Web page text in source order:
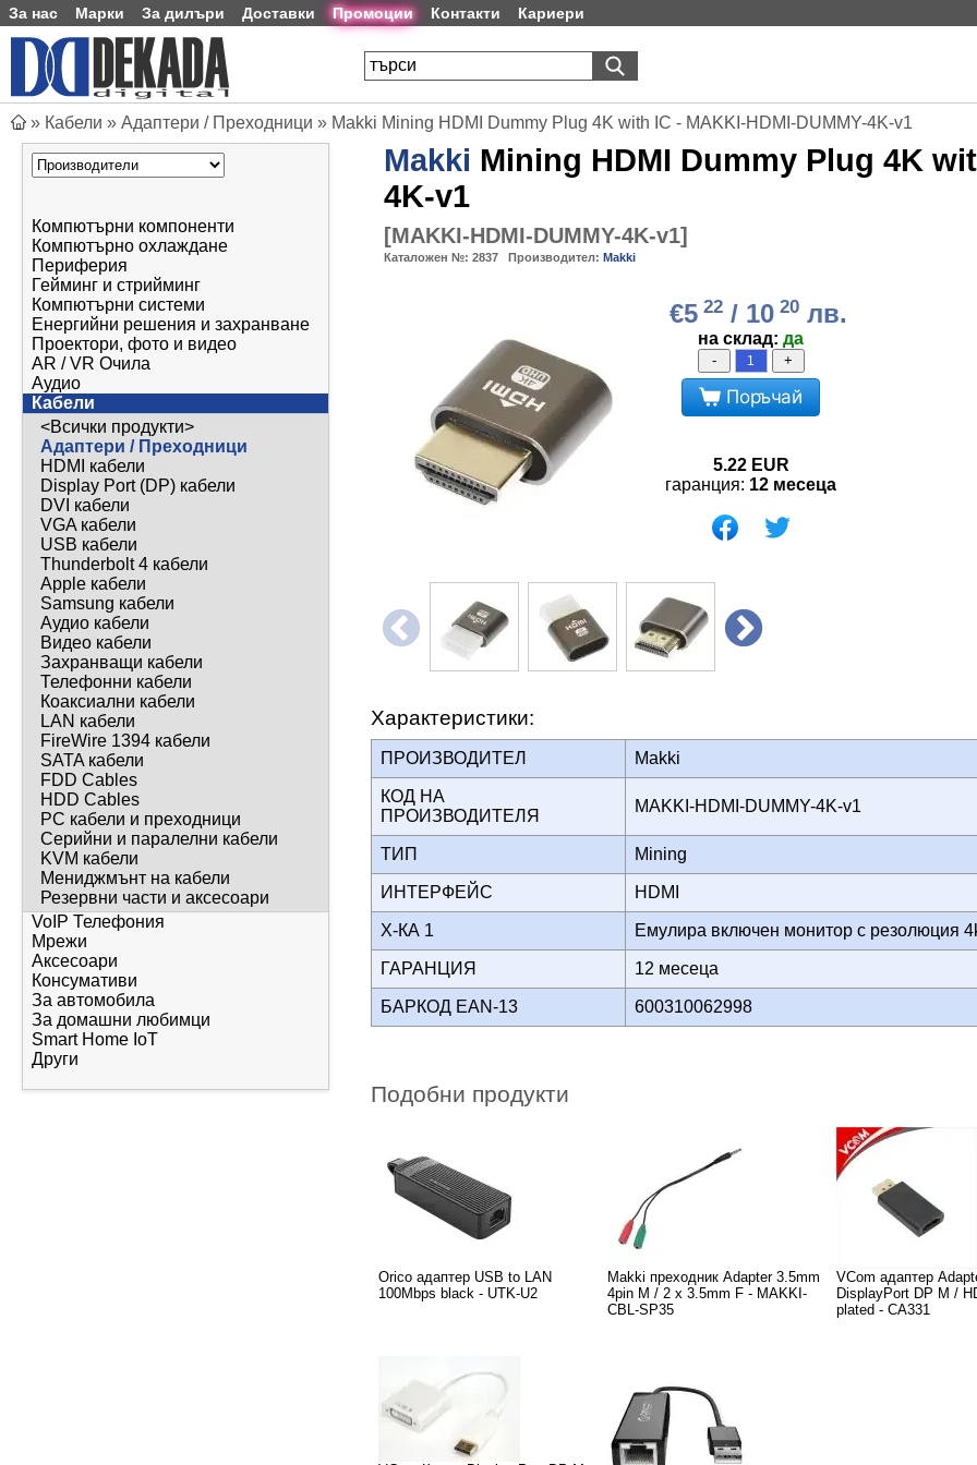
За нас Марки За дилъри Доставки Промоции Контакти Кариери
» Кабели » Адаптери / Преходници » Makki Mining HDMI Dummy Plug 4K with IC - MAKKI-HDMI-DUMMY-4K-v1
Компютърни компоненти
Компютърно охлаждане
Периферия
Гейминг и стрийминг
Компютърни системи
Енергийни решения и захранване
Проектори, фото и видео
AR / VR Очила
Аудио
Кабели
<Всички продукти>
Адаптери / Преходници
HDMI кабели
Display Port (DP) кабели
DVI кабели
VGA кабели
USB кабели
Thunderbolt 4 кабели
Apple кабели
Samsung кабели
Аудио кабели
Видео кабели
Захранващи кабели
Телефонни кабели
Коаксиални кабели
LAN кабели
FireWire 1394 кабели
SATA кабели
FDD Cables
HDD Cables
PC кабели и преходници
Серийни и паралелни кабели
KVM кабели
Мениджмънт на кабели
Резервни части и аксесоари
VoIP Телефония
Мрежи
Аксесоари
Консумативи
За автомобила
За домашни любимци
Smart Home IoT
Други
Makki Mining HDMI Dummy Plug 4K
4K-v1
[MAKKI-HDMI-DUMMY-4K-v1]
Каталожен №: 2837 Производител: Makki
€5 22/ 1020лв.
на склад: да
- +
Поръчай
5.22 EUR
гаранция: 12 месеца
Характеристики:
ПРОИЗВОДИТЕЛ Makki
КОД НА
ПРОИЗВОДИТЕЛЯ
MAKKI-HDMI-DUMMY-4K-v1
ТИП Mining
ИНТЕРФЕЙС HDMI
Х-КА 1 Емулира включен монитор с резолюция
ГАРАНЦИЯ 12 месеца
БАРКОД EAN-13 600310062998
Подобни продукти
Orico адаптер USB to LAN
100Mbps black - UTK-U2
Makki преходник Adapter 3.5mm
4pin M / 2 x 3.5mm F - MAKKI-
CBL-SP35
VCom адаптер
DisplayPort DP M /
plated - CA331